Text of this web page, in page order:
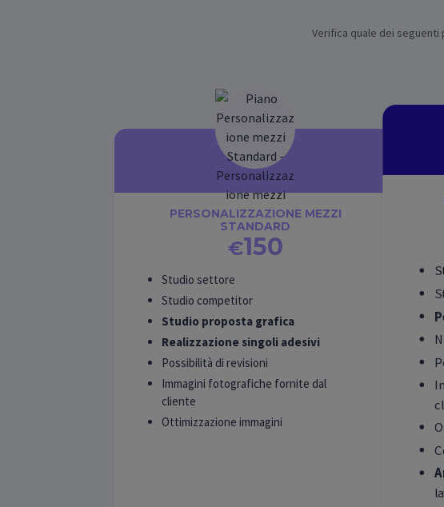
Verifica quale dei seguenti
PERSONALIZZAZIONE MEZZI
STANDARD
€150
Studio settore
Studio competitor
Studio proposta grafica
Realizzazione singoli adesivi
Possibilità di revisioni
Immagini fotografiche fornite dal
cliente
Ottimizzazione immagini